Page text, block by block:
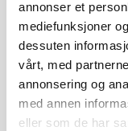
annonser et
mediefunksjoner
dessuten
vårt, med
annonsering og
med annen
eller som de har